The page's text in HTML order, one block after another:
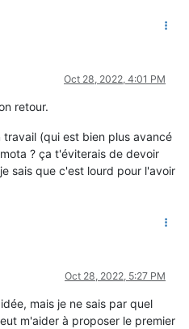
,rule_tic)
Oct 28, 2022, 4:01 PM
retour.
(qui est bien plus avancé
? ça t'éviterais de devoir
sais que c'est lourd pour l'avoir
Oct 28, 2022, 5:27 PM
mais je ne sais par quel
m'aider à proposer le premier